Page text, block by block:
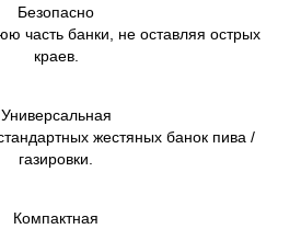
Безопасно
часть банки, не оставляя острых
краев.
Универсальная
жестяных банок пива /
газировки.
Компактная